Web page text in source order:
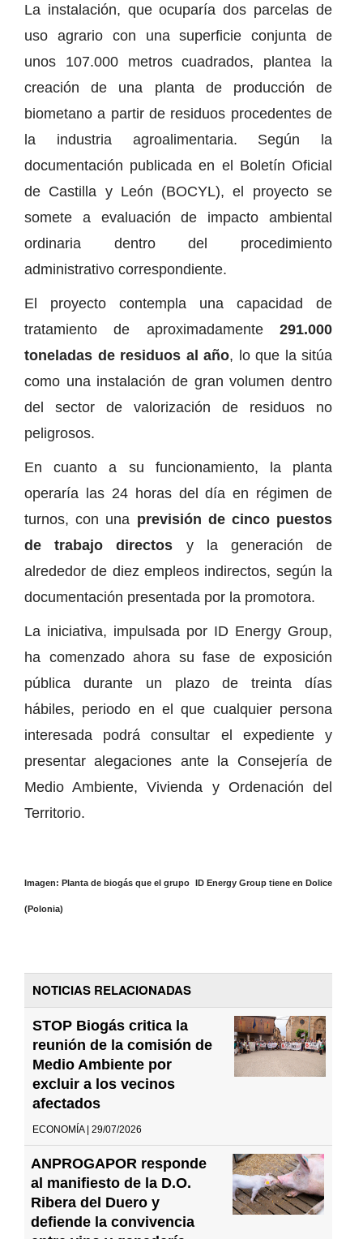
La instalación, que ocuparía dos parcelas de
uso agrario con una superficie conjunta de
unos 107.000 metros cuadrados, plantea la
creación de una planta de producción de
biometano a partir de residuos procedentes de
la industria agroalimentaria. Según la
documentación publicada en el Boletín Oficial
de Castilla y León (BOCYL), el proyecto se
somete a evaluación de impacto ambiental
ordinaria dentro del procedimiento
administrativo correspondiente.
El proyecto contempla una capacidad de
tratamiento de aproximadamente 291.000
toneladas de residuos al año, lo que la sitúa
como una instalación de gran volumen dentro
del sector de valorización de residuos no
peligrosos.
En cuanto a su funcionamiento, la planta
operaría las 24 horas del día en régimen de
turnos, con una previsión de cinco puestos
de trabajo directos y la generación de
alrededor de diez empleos indirectos, según la
documentación presentada por la promotora.
La iniciativa, impulsada por ID Energy Group,
ha comenzado ahora su fase de exposición
pública durante un plazo de treinta días
hábiles, periodo en el que cualquier persona
interesada podrá consultar el expediente y
presentar alegaciones ante la Consejería de
Medio Ambiente, Vivienda y Ordenación del
Territorio.
Imagen: Planta de biogás que el grupo ID Energy Group tiene en Dolice
(Polonia)
NOTICIAS RELACIONADAS
STOP Biogás critica la
reunión de la comisión de
Medio Ambiente por
excluir a los vecinos
afectados
ECONOMÍA | 29/07/2026
ANPROGAPOR responde
al manifiesto de la D.O.
Ribera del Duero y
defiende la convivencia